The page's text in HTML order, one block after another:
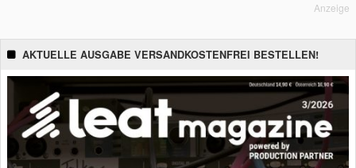
Anzeige
AKTUELLE AUSGABE VERSANDKOSTENFREI BESTELLEN!